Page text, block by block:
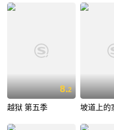
8.2
越狱 第五季 坡道上的